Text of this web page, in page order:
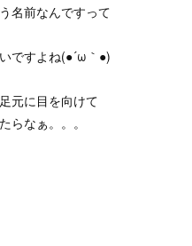
前なんですって
ですよね(●´ω｀●)
元に目を向けて
なぁ。。。